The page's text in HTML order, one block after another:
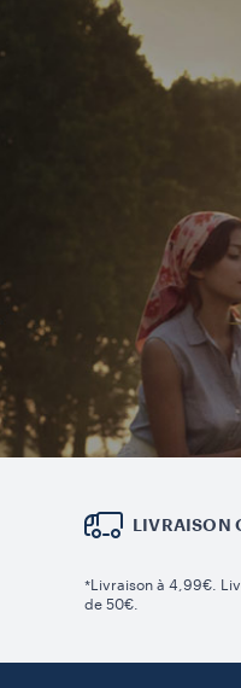
LIVRAISON
*Livraison à 4,99€.
de 50€.